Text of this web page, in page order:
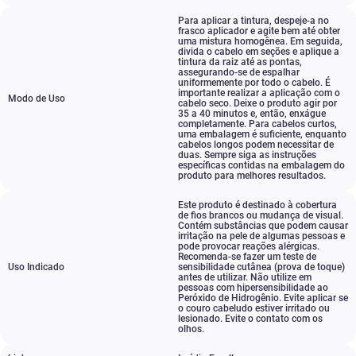
Modo de Uso
Para aplicar a tintura, despeje-a no
frasco aplicador e agite bem até obter
uma mistura homogênea. Em seguida,
divida o cabelo em seções e aplique a
tintura da raiz até as pontas,
assegurando-se de espalhar
uniformemente por todo o cabelo. É
importante realizar a aplicação com o
cabelo seco. Deixe o produto agir por
35 a 40 minutos e, então, enxágue
completamente. Para cabelos curtos,
uma embalagem é suficiente, enquanto
cabelos longos podem necessitar de
duas. Sempre siga as instruções
específicas contidas na embalagem do
produto para melhores resultados.
Uso Indicado
Este produto é destinado à cobertura
de fios brancos ou mudança de visual.
Contém substâncias que podem causar
irritação na pele de algumas pessoas e
pode provocar reações alérgicas.
Recomenda-se fazer um teste de
sensibilidade cutânea (prova de toque)
antes de utilizar. Não utilize em
pessoas com hipersensibilidade ao
Peróxido de Hidrogênio. Evite aplicar se
o couro cabeludo estiver irritado ou
lesionado. Evite o contato com os
olhos.